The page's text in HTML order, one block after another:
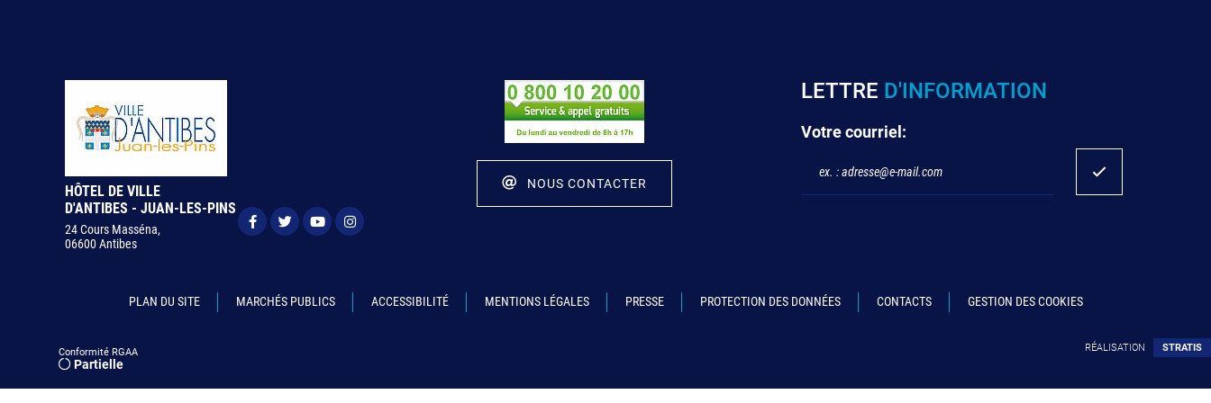
HÔTEL DE VILLE
D'ANTIBES - JUAN-LES-PINS
24 Cours Masséna,
06600 Antibes
NOUS CONTACTER
LETTRE D'INFORMATION
Votre courriel:
PLAN DU SITE MARCHÉS PUBLICS ACCESSIBILITÉ MENTIONS LÉGALES PRESSE PROTECTION DES DONNÉES CONTACTS GESTION DES COOKIES
Conformité RGAA
Partielle
RÉALISATION STRATIS